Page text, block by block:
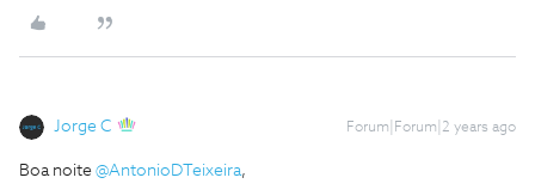
Jorge C Forum|Forum|2 years ago
Boa noite @AntonioDTeixeira,